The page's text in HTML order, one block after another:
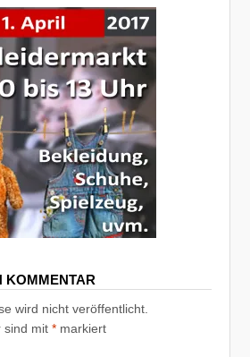
KOMMENTAR
wird nicht veröffentlicht.
sind mit* markiert